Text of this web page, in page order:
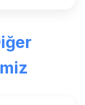
özel
ve